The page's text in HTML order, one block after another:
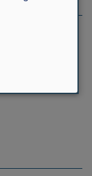
des
- AG -